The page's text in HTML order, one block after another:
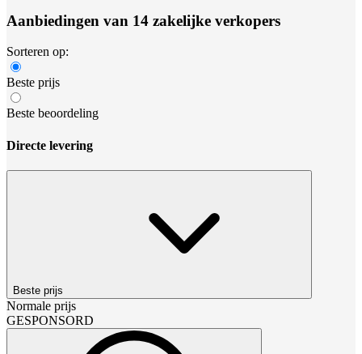
Aanbiedingen van 14 zakelijke verkopers
Sorteren op:
Beste prijs
Beste beoordeling
Directe levering
Beste prijs
Normale prijs
GESPONSORD